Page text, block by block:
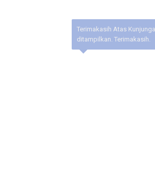
Terimakasih Atas
ditampilkan. Terimakasih.